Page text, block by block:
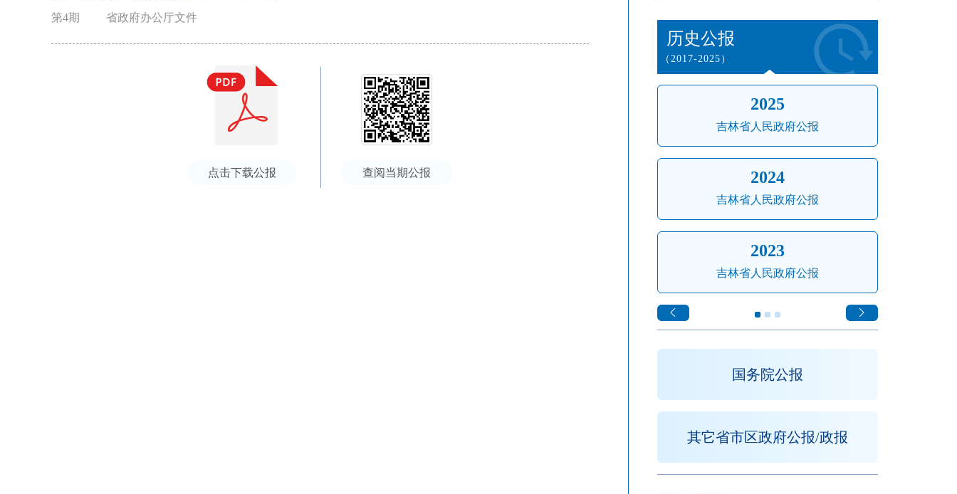
第4期 省政府办公厅文件
点击下载公报 查阅当期公报
历史公报
（2017-2025）
2025
吉林省人民政府公报
2024
吉林省人民政府公报
2023
吉林省人民政府公报
国务院公报
其它省市区政府公报/政报